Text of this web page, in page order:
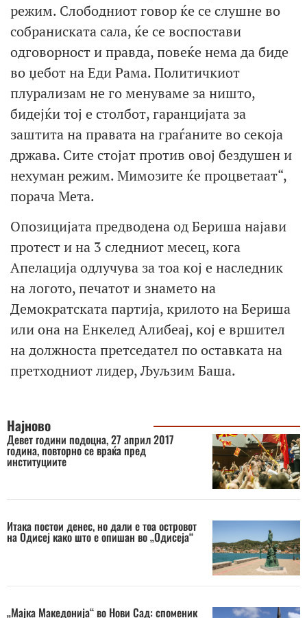
режим. Слободниот говор ќе се слушне во
собраниската сала, ќе се воспостави
одговорност и правда, повеќе нема да биде
во џебот на Еди Рама. Политичкиот
плурализам не го менуваме за ништо,
бидејќи тој е столбот, гаранцијата за
заштита на правата на граѓаните во секоја
држава. Сите стојат против овој бездушен и
нехуман режим. Мимозите ќе процветаат“,
порача Мета.
Опозицијата предводена од Бериша најави
протест и на 3 следниот месец, кога
Апелација одлучува за тоа кој е наследник
на логото, печатот и знамето на
Демократската партија, крилото на Бериша
или она на Енкелед Алибеај, кој е вршител
на должноста претседател по оставката на
претходниот лидер, Љуљзим Баша.
Најново
Девет години подоцна, 27 април 2017
година, повторно се враќа пред
институциите
Итака постои денес, но дали е тоа островот
на Одисеј како што е опишан во „Одисеја“
„Мајка Македонија“ во Нови Сад: споменик